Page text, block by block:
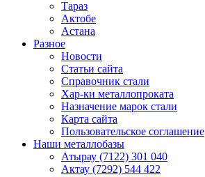
Тараз
Актобе
Астана
Разное
Новости
Статьи сайта
Справочник стали
Хар-ки металлопроката
Назначение марок стали
Карта сайта
Пользовательское соглашение
Наши металлобазы
Атырау (7122) 301 040
Актау (7292) 544 422